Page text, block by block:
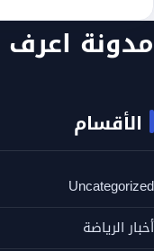
مدونة اعرف
الأقسام
Uncategorized
أخبار الرياضة